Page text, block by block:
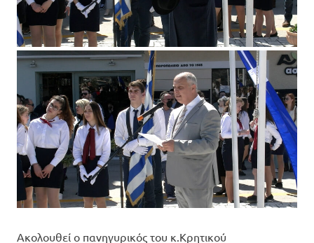
Ακολουθεί ο πανηγυρικός του κ.Κρητικού